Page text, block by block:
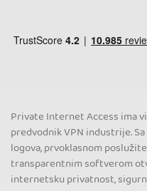
Private Internet Access ima
predvodnik VPN industrije.
logova, prvoklasnom
transparentnim softverom
internetsku privatnost,